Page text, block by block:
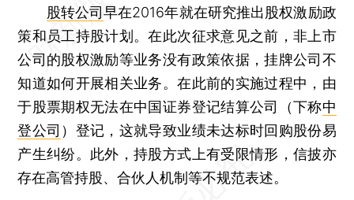
股转公司早在2016年就在研究推出股权激励政
策和员工持股计划。在此次征求意见之前，非上市
公司的股权激励等业务没有政策依据，挂牌公司不
知道如何开展相关业务。在此前的实施过程中，由
于股票期权无法在中国证券登记结算公司（下称中
登公司 ）登记，这就导致业绩未达标时回购股份易
产生纠纷。此外，持股方式上有受限情形，信披亦
存在高管持股、合伙人机制等不规范表述。